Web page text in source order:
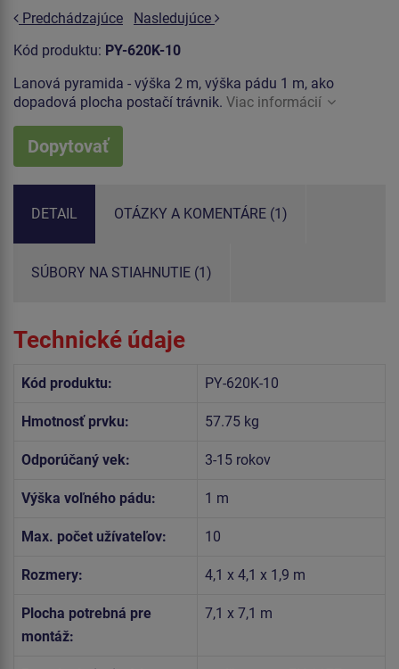
Predchádzajúce
Nasledujúce
Kód produktu: PY-620K-10
Lanová pyramida - výška 2 m, výška pádu 1 m, ako
dopadová plocha postačí trávnik. Viac informácií
Dopytovať
DETAIL OTÁZKY A KOMENTÁRE (1)
SÚBORY NA STIAHNUTIE (1)
Technické údaje
Kód produktu: PY-620K-10
Hmotnosť prvku: 57.75 kg
Odporúčaný vek: 3-15 rokov
Výška voľného pádu: 1 m
Max. počet užívateľov: 10
Rozmery: 4,1 x 4,1 x 1,9 m
Plocha potrebná pre
montáž:
7,1 x 7,1 m